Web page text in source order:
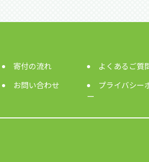
寄付の流れ
よくあるご質
お問い合わせ
プライバシー
ー